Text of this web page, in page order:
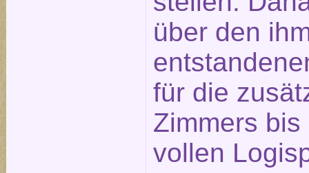
über den
für die
Zimmers
vollen